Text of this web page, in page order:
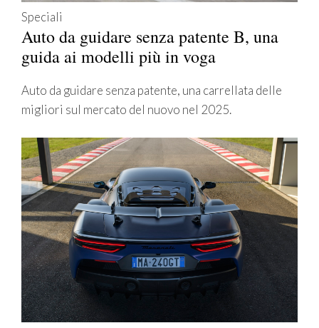
Speciali
Auto da guidare senza patente B, una
guida ai modelli più in voga
Auto da guidare senza patente, una carrellata delle
migliori sul mercato del nuovo nel 2025.